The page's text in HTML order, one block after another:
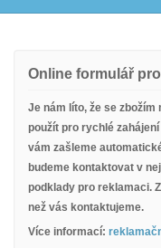
Online formulář
Je nám líto, že se
použít pro rychlé
vám zašleme
budeme kontaktovat v
podklady pro reklamaci.
než vás kontaktujeme.
Více informací: